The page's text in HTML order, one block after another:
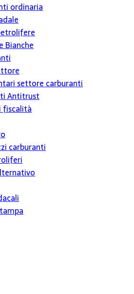
ordinaria
Bianche
settore carburanti
Antitrust
fiscalità
carburanti